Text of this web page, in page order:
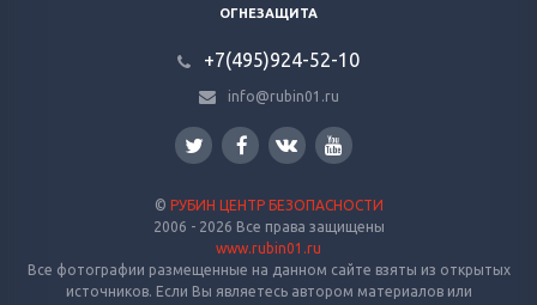
ОГНЕЗАЩИТА
+7(495)924-52-10
info@rubin01.ru
© РУБИН ЦЕНТР БЕЗОПАСНОСТИ
2006 - 2026 Все права защищены
www.rubin01.ru
Все фотографии размещенные на данном сайте взяты из открытых
источников. Если Вы являетесь автором материалов или